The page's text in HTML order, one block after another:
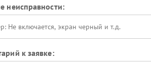
неисправности:
к заявке: